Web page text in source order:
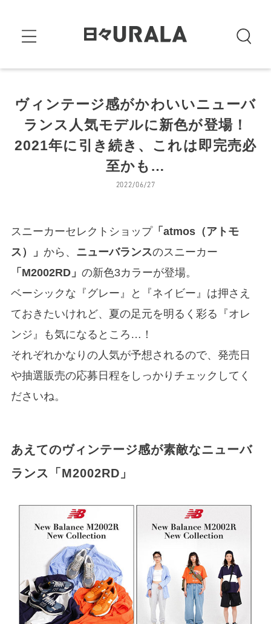
ヴィンテージ感がかわいいニューバ
ランス人気モデルに新色が登場！
2021年に引き続き、これは即完売必
至かも…
2022/06/27
スニーカーセレクトショップ「atmos（アトモ
ス）」 から、 ニューバランスのスニーカー
「M2002RD」 の新色3カラーが登場。
ベーシックな『グレー』と『ネイビー』は押さえ
ておきたいけれど、夏の足元を明るく彩る『オレ
ンジ』も気になるところ…！
それぞれかなりの人気が予想されるので、発売日
や抽選販売の応募日程をしっかりチェックしてく
ださいね。
あえてのヴィンテージ感が素敵なニューバ
ランス「M2002RD」